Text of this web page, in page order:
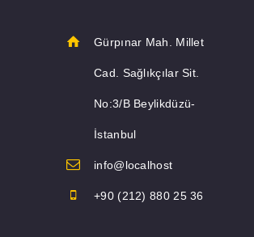
Gürpınar Mah. Millet
Cad. Sağlıkçılar Sit.
No:3/B Beylikdüzü-
İstanbul
info@localhost
+90 (212) 880 25 36